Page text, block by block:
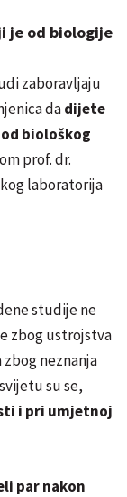
je od biologije
zaboravljaju
dadijete
biološkog
prof. dr.
laboratorija
studije ne
zbog ustrojstva
neznanja
su se,
i pri umjetnoj
par nakon